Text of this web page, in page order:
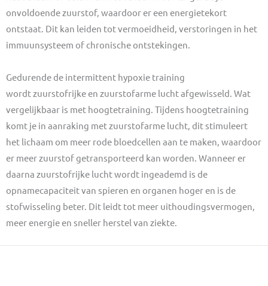
onvoldoende zuurstof, waardoor er een energietekort
ontstaat. Dit kan leiden tot vermoeidheid, verstoringen in het
immuunsysteem of chronische ontstekingen.
Gedurende de intermittent hypoxie training
wordt zuurstofrijke en zuurstofarme lucht afgewisseld. Wat
vergelijkbaar is met hoogtetraining. Tijdens hoogtetraining
komt je in aanraking met zuurstofarme lucht, dit stimuleert
het lichaam om meer rode bloedcellen aan te maken, waardoor
er meer zuurstof getransporteerd kan worden. Wanneer er
daarna zuurstofrijke lucht wordt ingeademd is de
opnamecapaciteit van spieren en organen hoger en is de
stofwisseling beter. Dit leidt tot meer uithoudingsvermogen,
meer energie en sneller herstel van ziekte.